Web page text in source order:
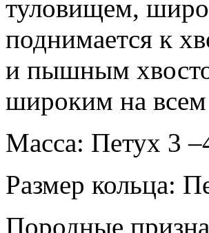
туловищем,
поднимается к
и пышным
широким на
Масса: Петух 3
Размер кольца:
Породные